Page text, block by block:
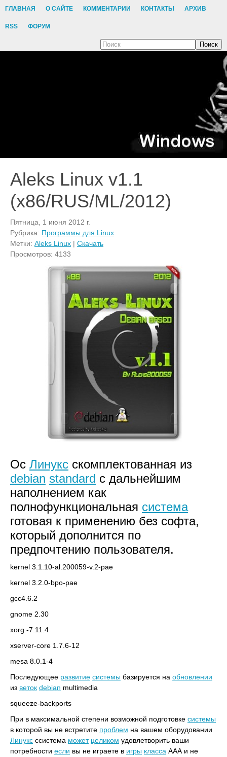
ГЛАВНАЯ О САЙТЕ КОММЕНТАРИИ КОНТАКТЫ АРХИВ
RSS ФОРУМ
Поиск
Aleks Linux v1.1
(x86/RUS/ML/2012)
Пятница, 1 июня 2012 г.
Рубрика: Программы для Linux
Метки: Aleks Linux | Скачать
Просмотров: 4133
Ос Линукс скомплектованная из
debian standard с дальнейшим
наполнением как
полнофункциональная система
готовая к применению без софта,
который дополнится по
предпочтению пользователя.
kernel 3.1.10-al.200059-v.2-pae
kernel 3.2.0-bpo-pae
gcc4.6.2
gnome 2.30
xorg -7.11.4
xserver-core 1.7.6-12
mesa 8.0.1-4
Последующее развитие системы базируется на обновлении
из веток debian multimedia
squeeze-backports
При в максимальной степени возможной подготовке системы
в которой вы не встретите проблем на вашем оборудовании
Линукс cсистема может целиком удовлетворить ваши
потребности если вы не играете в игры класса ААА и не